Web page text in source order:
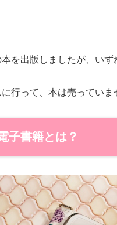
を出版しましたが、いず
行って、本は売っていま
子書籍とは？